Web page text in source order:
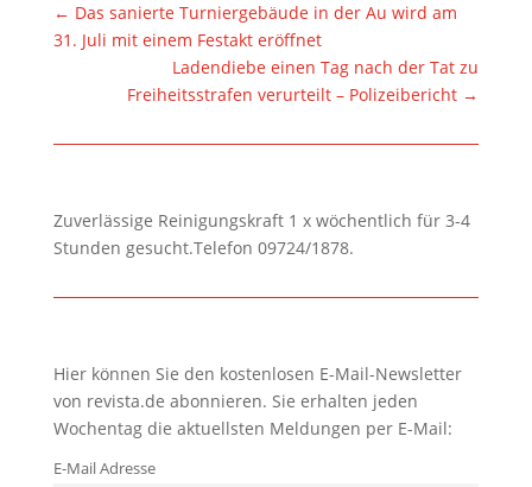
← Das sanierte Turniergebäude in der Au wird am
31. Juli mit einem Festakt eröffnet
Ladendiebe einen Tag nach der Tat zu
Freiheitsstrafen verurteilt – Polizeibericht →
Zuverlässige Reinigungskraft 1 x wöchentlich für 3-4
Stunden gesucht.Telefon 09724/1878.
Hier können Sie den kostenlosen E-Mail-Newsletter
von revista.de abonnieren. Sie erhalten jeden
Wochentag die aktuellsten Meldungen per E-Mail:
E-Mail Adresse